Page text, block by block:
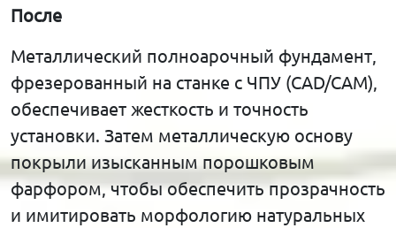
После
Металлический полноарочный фундамент,
фрезерованный на станке с ЧПУ (CAD/CAM),
обеспечивает жесткость и точность
установки. Затем металлическую основу
покрыли изысканным порошковым
фарфором, чтобы обеспечить прозрачность
и имитировать морфологию натуральных